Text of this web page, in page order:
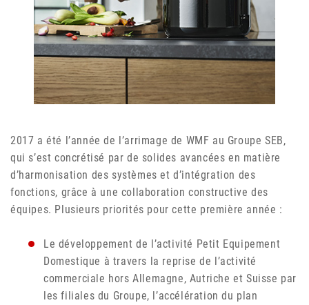
2017 a été l’année de l’arrimage de WMF au Groupe SEB,
qui s’est concrétisé par de solides avancées en matière
d’harmonisation des systèmes et d’intégration des
fonctions, grâce à une collaboration constructive des
équipes. Plusieurs priorités pour cette première année :
Le développement de l’activité Petit Equipement
Domestique à travers la reprise de l’activité
commerciale hors Allemagne, Autriche et Suisse par
les filiales du Groupe, l’accélération du plan